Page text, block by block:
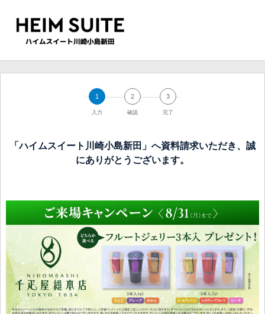
1
入力
2
確認
3
完了
「ハイムスイート川崎小島新田」へ資料請求いただき、誠
にありがとうございます。